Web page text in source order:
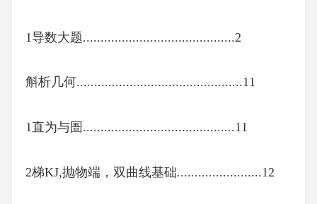
1导数大题...........................................2
斛析几何...............................................11
1直为与圄...........................................11
2梯KJ,抛物端，双曲线基础........................12